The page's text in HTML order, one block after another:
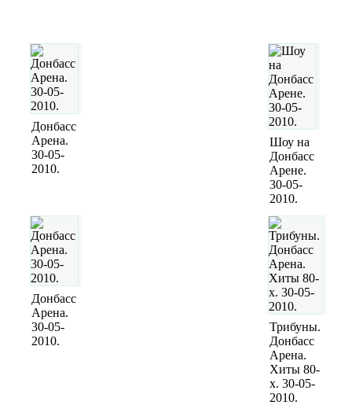
Донбасс
Арена.
30-05-
2010.
Шоу на
Донбасс
Арене.
30-05-
2010.
Донбасс
Арена.
30-05-
2010.
Трибуны.
Донбасс
Арена.
Хиты 80-
х. 30-05-
2010.